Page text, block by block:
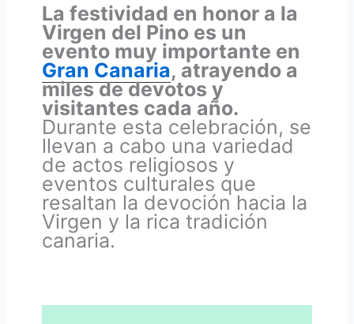
La festividad en honor a la
Virgen del Pino es un
evento muy importante en
Gran Canaria, atrayendo a
miles de devotos y
visitantes cada año.
Durante esta celebración, se
llevan a cabo una variedad
de actos religiosos y
eventos culturales que
resaltan la devoción hacia la
Virgen y la rica tradición
canaria.